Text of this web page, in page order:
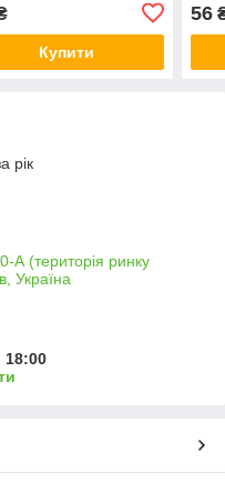
Купити
56
рік
А (територія ринку
Україна
18:00